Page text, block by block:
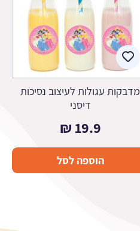
מדבקות עגולות לעיצוב נסיכות
דיסני
19.9
₪
הוספה לסל